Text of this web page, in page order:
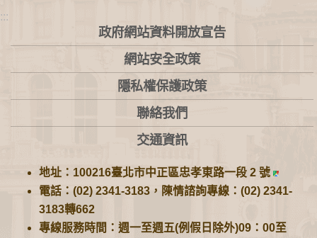
:::
政府網站資料開放宣告
網站安全政策
隱私權保護政策
聯絡我們
交通資訊
地址：100216臺北市中正區忠孝東路一段 2 號
電話：(02) 2341-3183，陳情諮詢專線：(02) 2341-
3183轉662
專線服務時間：週一至週五(例假日除外)09：00至